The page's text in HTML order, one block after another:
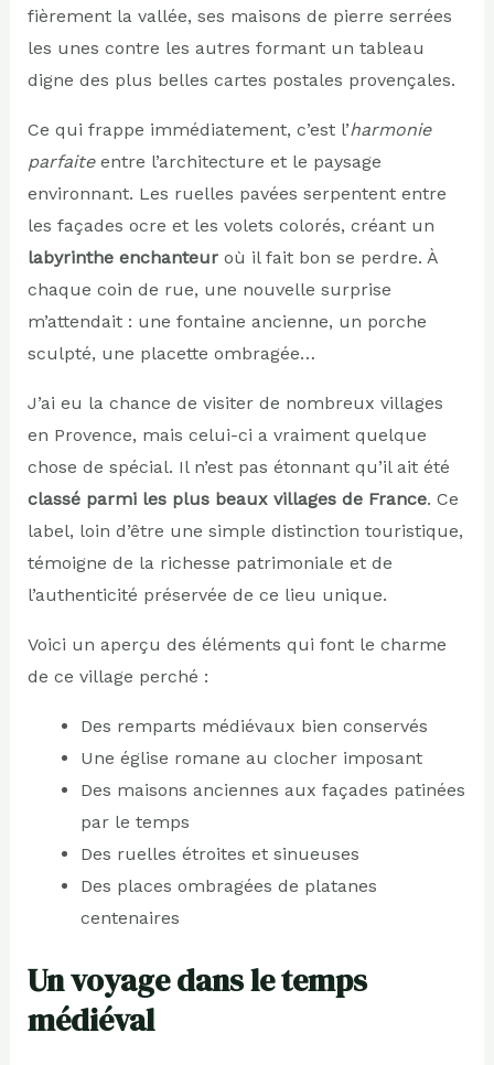
fièrement la vallée, ses maisons de pierre serrées
les unes contre les autres formant un tableau
digne des plus belles cartes postales provençales.
Ce qui frappe immédiatement, c’est l’harmonie
parfaiteentre l’architecture et le paysage
environnant. Les ruelles pavées serpentent entre
les façades ocre et les volets colorés, créant un
labyrinthe enchanteuroù il fait bon se perdre. À
chaque coin de rue, une nouvelle surprise
m’attendait : une fontaine ancienne, un porche
sculpté, une placette ombragée…
J’ai eu la chance de visiter de nombreux villages
en Provence, mais celui-ci a vraiment quelque
chose de spécial. Il n’est pas étonnant qu’il ait été
classé parmi les plus beaux villages de France. Ce
label, loin d’être une simple distinction touristique,
témoigne de la richesse patrimoniale et de
l’authenticité préservée de ce lieu unique.
Voici un aperçu des éléments qui font le charme
de ce village perché :
Des remparts médiévaux bien conservés
Une église romane au clocher imposant
Des maisons anciennes aux façades patinées
par le temps
Des ruelles étroites et sinueuses
Des places ombragées de platanes
centenaires
Un voyage dans le temps
médiéval